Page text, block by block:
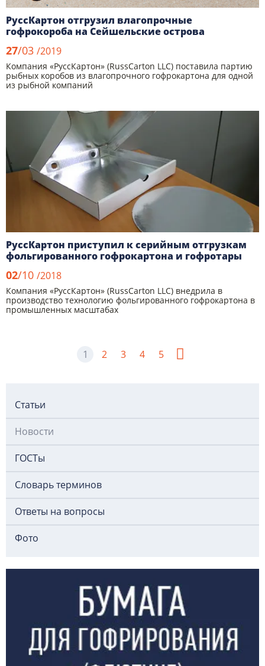
РуссКартон отгрузил влагопрочные
гофрокороба на Сейшельские острова
27/03 /2019
Компания «РуссКартон» (RussCarton LLC) поставила партию
рыбных коробов из влагопрочного гофрокартона для одной
из рыбной компаний
РуссКартон приступил к серийным отгрузкам
фольгированного гофрокартона и гофротары
02/10 /2018
Компания «РуссКартон» (RussCarton LLC) внедрила в
производство технологию фольгированного гофрокартона в
промышленных масштабах
1 2 3 4 5
Статьи
Новости
ГОСТы
Словарь терминов
Ответы на вопросы
Фото